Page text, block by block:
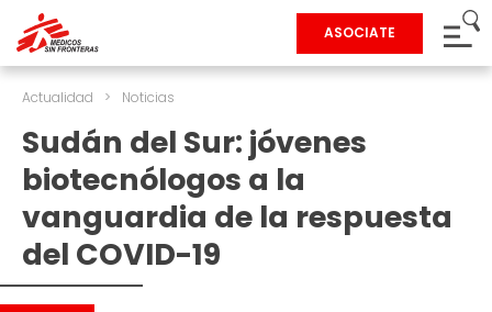
ASOCIATE
Actualidad > Noticias
Sudán del Sur: jóvenes
biotecnólogos a la
vanguardia de la respuesta
del COVID-19